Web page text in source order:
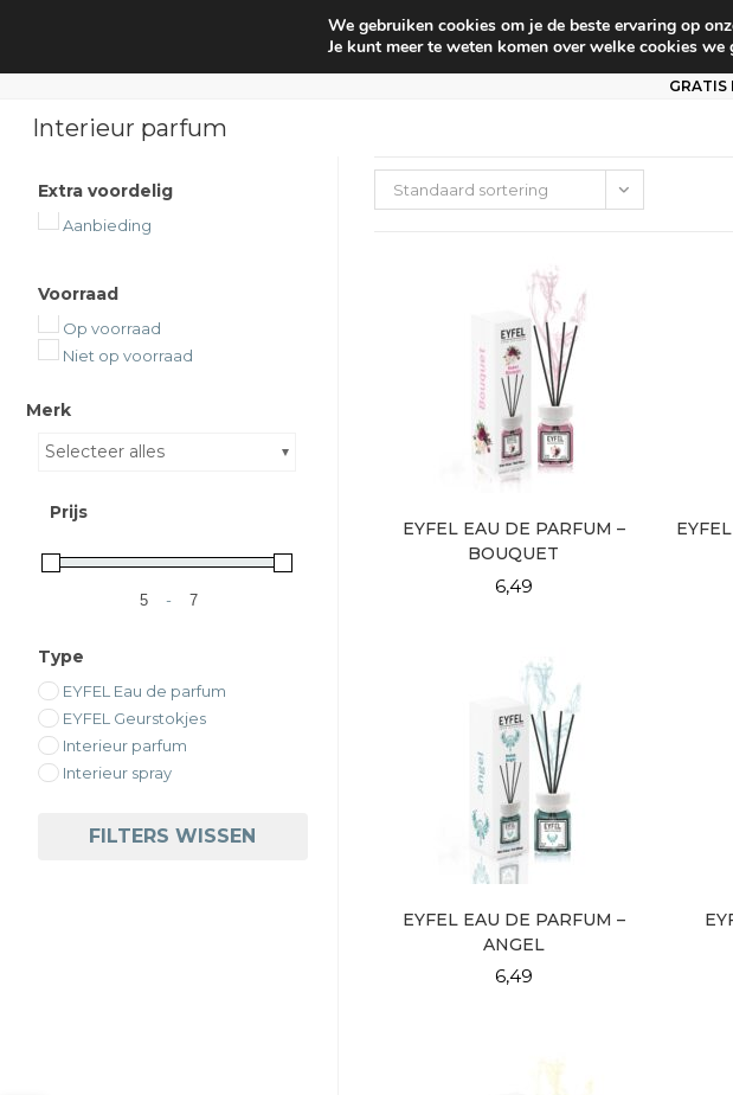
Huishouden Interieur parfum Babyverzorging
GRATIS
Interieur parfum
Standaard sortering
EYFEL EAU DE PARFUM –
BOUQUET
6,49
EYFEL EAU DE PARFUM –
ANGEL
6,49
Extra voordelig
Aanbieding
Voorraad
Op voorraad
Niet op voorraad
Merk
Selecteer alles
Prijs
-
Type
EYFEL Eau de parfum
EYFEL Geurstokjes
Interieur parfum
Interieur spray
FILTERS WISSEN
We gebruiken cookies om je de beste ervaring op
Je kunt meer te weten komen over welke cookies